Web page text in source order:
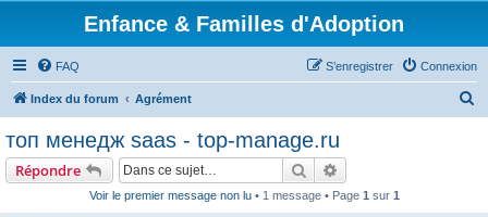
Enfance & Familles d'Adoption
FAQ Connexion
S’enregistrer
Index du forum Agrément
топ менедж saas - top-manage.ru
Répondre Rechercher
Voir le premier message non lu• 1 message • Page 1 sur 1